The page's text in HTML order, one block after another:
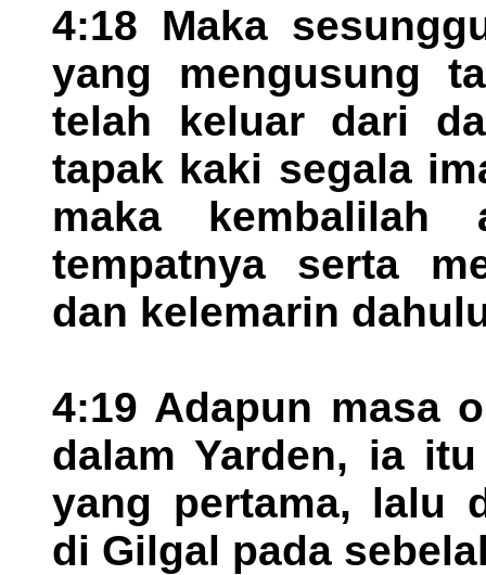
4:18 Maka
yang mengusung
telah keluar dari
tapak kaki segala
maka
tempatnya serta
dan kelemarin
4:19 Adapun masa
dalam Yarden, ia
yang pertama, lalu
di Gilgal pada